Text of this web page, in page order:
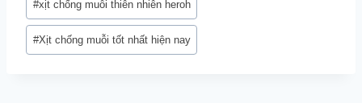
#xịt chống muỗi thiên nhiên heroh
#Xịt chống muỗi tốt nhất hiện nay